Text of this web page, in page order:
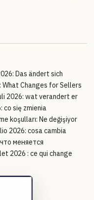
Das ändert sich
Changes for Sellers
2026: wat verandert er
co się zmienia
koşulları: Ne değişiyor
2026: cosa cambia
меняется
2026 : ce qui change